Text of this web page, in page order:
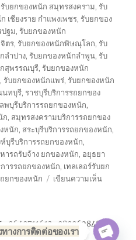
รับยกของหนัก สมุทรสงคราม,รับ
เชียงราย กำแพงเพชร,รับยกของ
ปฐม,รับยกของหนัก
ตร,รับยกของหนักพิษณุโลก,รับ
ลำปาง,รับยกของหนักลำพูน,รับ
สุพรรณบุรี,รับยกของหนัก
,รับยกของหนักแพร่,รับยกของหนัก
นทบุรี,ราชบุรีบริการรถยกของ
ลพบุรีบริการรถยกของหนัก,
ก, สมุทรสงครามบริการรถยกของ
หนัก, สระบุรีบริการรถยกของหนัก,
ห์บุรีบริการรถยกของหนัก,
หารถรับจ้าง ยกของหนัก, อยุธยา
การรถยกของหนัก, เทลเลอร์รับยก
ยกของหนัก เขียนความเห็นบน
ของ
, 0640711613 , 0800628488
ทางการติดต่อของเรา